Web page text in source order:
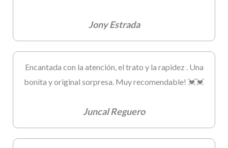
Jony Estrada
Encantada con la atención, el trato y la rapidez . Una
bonita y original sorpresa. Muy recomendable! 💓💓
Juncal Reguero